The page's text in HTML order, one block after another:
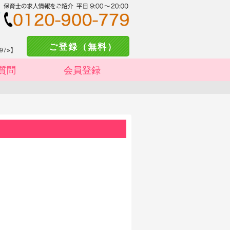
】 ご登録（無料）
問 会員登録